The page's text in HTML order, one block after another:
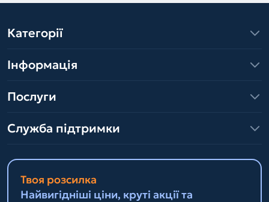
Категорії
Інформація
Послуги
Служба підтримки
Твоя розсилка
Найвигідніші ціни, круті акції та